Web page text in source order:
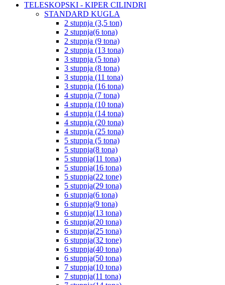
TELESKOPSKI - KIPER CILINDRI
STANDARD KUGLA
2 stupnja (3,5 ton)
2 stupnja(6 tona)
2 stupnja (9 tona)
2 stupnja (13 tona)
3 stupnja (5 tona)
3 stupnja (8 tona)
3 stupnja (11 tona)
3 stupnja (16 tona)
4 stupnja (7 tona)
4 stupnja (10 tona)
4 stupnja (14 tona)
4 stupnja (20 tona)
4 stupnja (25 tona)
5 stupnja (5 tona)
5 stupnja(8 tona)
5 stupnja(11 tona)
5 stupnja(16 tona)
5 stupnja(22 tone)
5 stupnja(29 tona)
6 stupnja(6 tona)
6 stupnja(9 tona)
6 stupnja(13 tona)
6 stupnja(20 tona)
6 stupnja(25 tona)
6 stupnja(32 tone)
6 stupnja(40 tona)
6 stupnja(50 tona)
7 stupnja(10 tona)
7 stupnja(11 tona)